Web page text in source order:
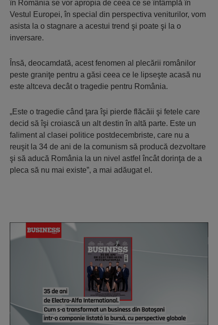
în România se vor apropia de ceea ce se întâmplă în
Vestul Europei, în special din perspectiva veniturilor, vom
asista la o stagnare a acestui trend şi poate şi la o
inversare.
Însă, deocamdată, acest fenomen al plecării românilor
peste graniţe pentru a găsi ceea ce le lipseşte acasă nu
este altceva decât o tragedie pentru România.
„Este o tragedie când ţara îşi pierde flăcăii şi fetele care
decid să îşi croiască un alt destin în altă parte. Este un
faliment al clasei politice postdecembriste, care nu a
reuşit la 34 de ani de la comunism să producă dezvoltare
şi să aducă România la un nivel astfel încât dorinţa de a
pleca să nu mai existe”, a mai adăugat el.